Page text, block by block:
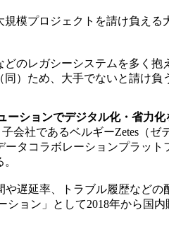
模プロジェクトを請け負え
のレガシーシステムを多く
）ため、大手でないと請け
ーションでデジタル化・省力
会社であるベルギーZetes（
ータコラボレーションプラッ
や遅延率、トラブル履歴など
ョン」として2018年から国